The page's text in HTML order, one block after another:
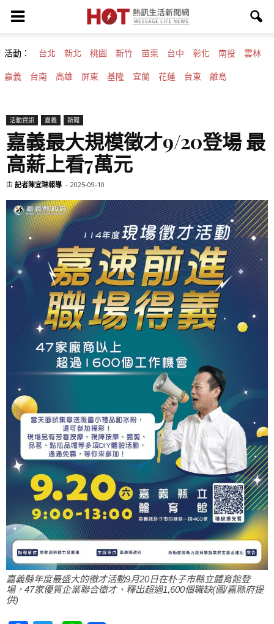
活動： 台北 新北 桃園 新竹 苗栗 台中 彰化 南投 雲林
嘉義 台南 高雄 屏東 基隆 宜蘭 花蓮 台東 離島
活動資訊 嘉義 新聞
嘉義最大規模徵才9/20登場 最
高薪上看7萬元
由 記者陳宜琳報導 - 2025-09-10
嘉義縣年度最盛大的徵才活動9月20日在朴子市縣立體育館登
場，47家優質企業聯合徵才、釋出超過1,600個職缺(圖/嘉縣府提
供)